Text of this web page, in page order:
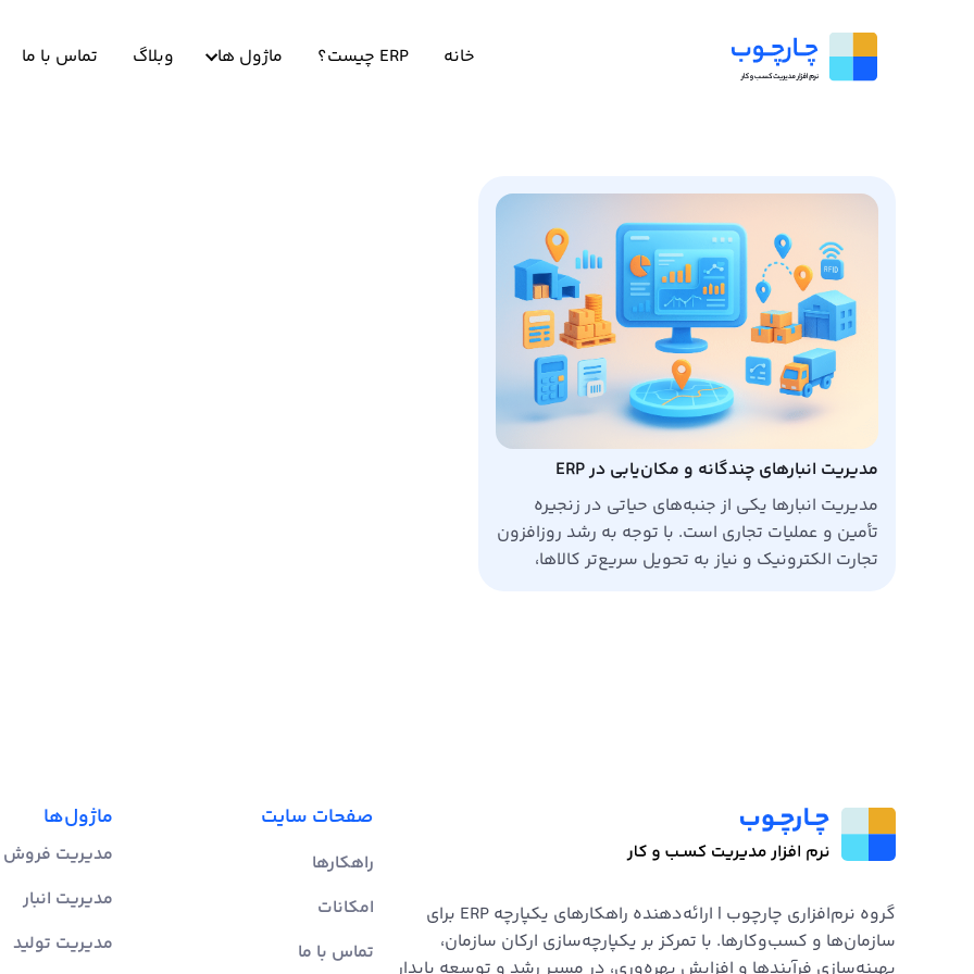
خانه ERP چیست؟ ماژول ها وبلاگ تماس با ما
مدیریت انبارهای چندگانه و مکان‌یابی در ERP
مدیریت انبارها یکی از جنبه‌های حیاتی در زنجیره
تأمین و عملیات تجاری است. با توجه به رشد روزافزون
تجارت الکترونیک و نیاز به تحویل سریع‌تر کالاها،
گروه نرم‌افزاری چارچوب | ارائه‌دهنده راهکارهای یکپارچه ERP برای
سازمان‌ها و کسب‌وکارها. با تمرکز بر یکپارچه‌سازی ارکان سازمان،
صفحات سایت
راهکارها
امکانات
تماس با ما
ماژول‌ها
مدیریت فروش
مدیریت انبار
مدیریت تولید